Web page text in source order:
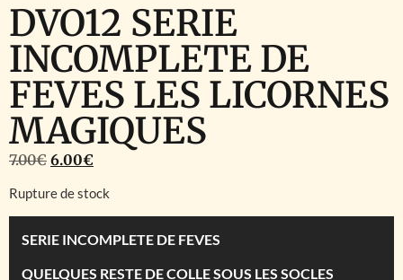
DVO12 SERIE
INCOMPLETE DE
FEVES LES LICORNES
MAGIQUES
7.00€ 6.00€
Rupture de stock
SERIE INCOMPLETE DE FEVES
QUELQUES RESTE DE COLLE SOUS LES SOCLES